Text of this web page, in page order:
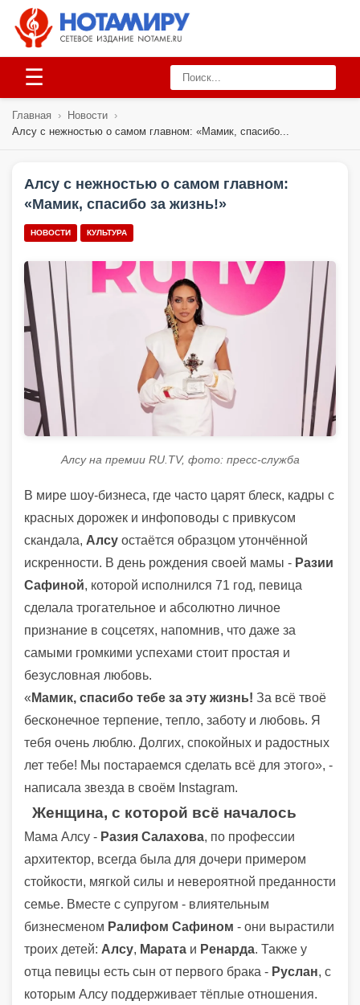
☰
Главная › Новости ›
Алсу с нежностью о самом главном: «Мамик, спасибо...
Алсу с нежностью о самом главном:
«Мамик, спасибо за жизнь!»
НОВОСТИ КУЛЬТУРА
Алсу на премии RU.TV, фото: пресс-служба
В мире шоу-бизнеса, где часто царят блеск, кадры с
красных дорожек и инфоповоды с привкусом
скандала, Алсу остаётся образцом утончённой
искренности. В день рождения своей мамы - Разии
Сафиной, которой исполнился 71 год, певица
сделала трогательное и абсолютно личное
признание в соцсетях, напомнив, что даже за
самыми громкими успехами стоит простая и
безусловная любовь.
« Мамик, спасибо тебе за эту жизнь! За всё твоё
бесконечное терпение, тепло, заботу и любовь. Я
тебя очень люблю. Долгих, спокойных и радостных
лет тебе! Мы постараемся сделать всё для этого», -
написала звезда в своём Instagram.
Женщина, с которой всё началось
Мама Алсу - Разия Салахова, по профессии
архитектор, всегда была для дочери примером
стойкости, мягкой силы и невероятной преданности
семье. Вместе с супругом - влиятельным
бизнесменом Ралифом Сафином - они вырастили
троих детей: Алсу, Марата и Ренарда. Также у
отца певицы есть сын от первого брака - Руслан, с
которым Алсу поддерживает тёплые отношения.